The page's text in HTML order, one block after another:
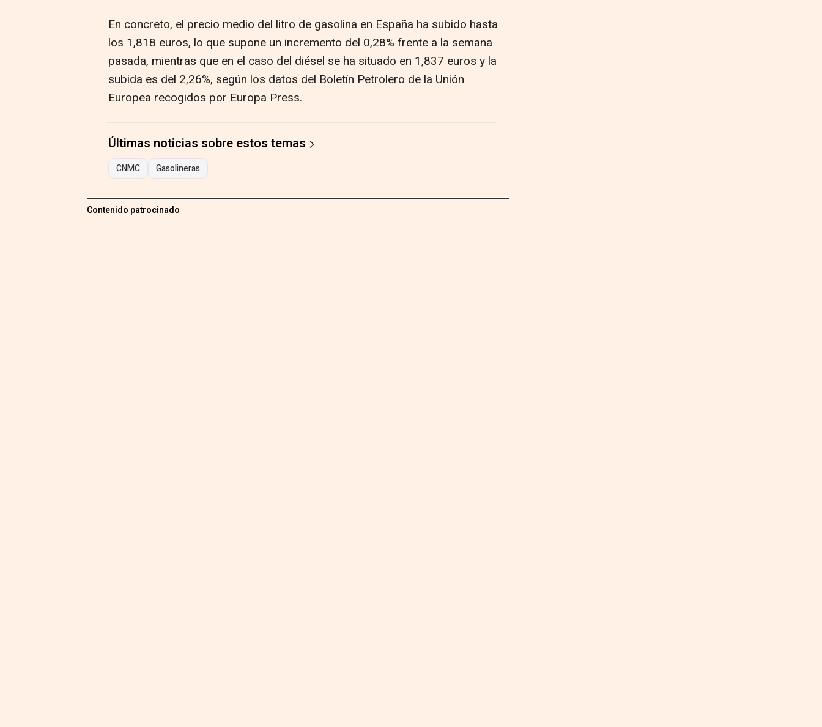
En concreto, el precio medio del litro de gasolina en España ha subido hasta
los 1,818 euros, lo que supone un incremento del 0,28% frente a la semana
pasada, mientras que en el caso del diésel se ha situado en 1,837 euros y la
subida es del 2,26%, según los datos del Boletín Petrolero de la Unión
Europea recogidos por Europa Press.
Últimas noticias sobre estos temas
CNMC Gasolineras
Contenido patrocinado